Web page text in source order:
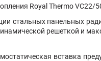
Royal Thermo VC22/
стальных панельных
решеткой и
вставка